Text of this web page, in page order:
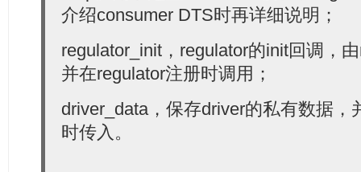
介绍consumer DTS时再详细说明；
regulator_init，regulator的init回调，
并在regulator注册时调用；
driver_data，保存driver的私有数据，
时传入。